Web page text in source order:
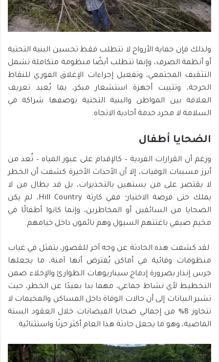
ولذلك فإن حماية الأرواح لا تتطلب فقط تحسين البنية التحتية
أو أنظمة الصرف، وإنما تتطلب أيضًا منظومة متكاملة تشمل
التثقيف المجتمعي، وتفعيل إجراءات الإغلاق الفوري للنقاط
الحرجة، وتثبيت أجهزة استشعار مبكر، بما يُعيد تعريف
العلاقة بين المواطن والبنية التحتية بوصفها شراكة في
السلامة لا مجرد خدمة أحادية الاتجاه.
الضحايا أطفال
ورغم أن القرارات الفردية – كالإقدام على عبور المياه – تُعد من
أبرز مسببات الوفيات، إلا أن الأحداث الأخيرة كشفت أن الخطر
لا يقتصر على من يستهين بالتحذيرات، بل قد يطال من لا
يملك حتى فرصة الاختيار؛ ففي كارثة Hill Country، لم يكن
الضحايا من السائقين أو المخاطرين، وإنما كانوا أطفالًا في
مخيم صيفي باغتتهم السيول وهم نائمون داخل خيامهم.
لقد كشفت هذه الحادثة عن وجه آخر للقصور، يتمثل في غياب
منظومات وقائية في أماكن يُفترض أنها آمنة، ما يجعلها
جرس إنذار بضرورة إدماج سيناريوهات الطوارئ والإخلاء ضمن
التخطيط لأي نشاط جماعي، مهما بدا بعيدًا عن الخطر، حيث
تشير البيانات إلى أن حالات الوفاة داخل المساكن والمخيمات لا
تتجاوز 8% من إجمالي ضحايا الفيضانات خلال العقود الستة
الماضية، وهو ما يجعل حادثة هذا العام أكثر حزنًا واستثنائية.